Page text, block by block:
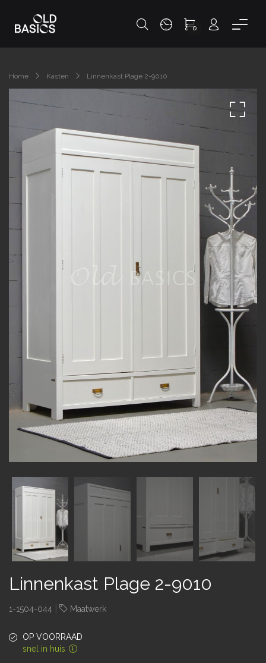
0
Home Kasten Linnenkast Plage 2-9010
Linnenkast Plage 2-9010
1-1504-044 Maatwerk
OP VOORRAAD
snel in huis